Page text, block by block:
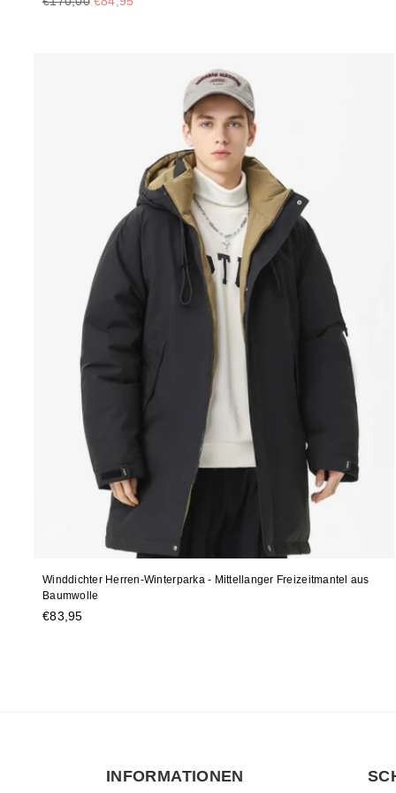
Winddichter Herren-Winterparka - Mittellanger Freizeitmantel aus
Baumwolle
Normaler
€83,95
INFORMATIONEN